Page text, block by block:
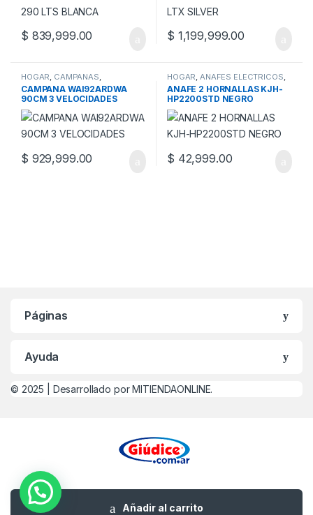
Añadir al carrito
$ 839,999.00 $ 1,199,999.00
HOGAR CAMPANAS
PURIFICADORES Y CAMPANAS
CAMPANA WAI92ARDWA
90CM 3 VELOCIDADES
$ 929,999.00
HOGAR ANAFES ELECTRICOS
HORNOS Y ANAFES
ANAFE 2 HORNALLAS KJH-
HP2200STD NEGRO
$ 42,999.00
Páginas
Ayuda
© 2025 | Desarrollado por MITIENDAONLINE.
¿Alguna Duda? Llamanos
0221-479-4747